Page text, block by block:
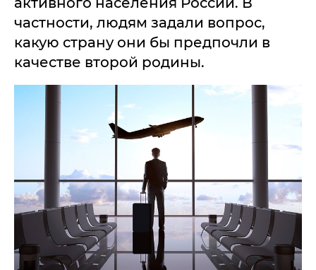
частности, людям задали вопрос,
какую страну они бы предпочли в
качестве второй родины.